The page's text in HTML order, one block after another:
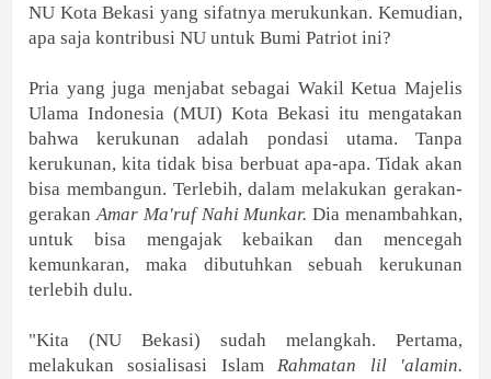
NU Kota Bekasi yang sifatnya merukunkan. Kemudian,
apa saja kontribusi NU untuk Bumi Patriot ini?
Pria yang juga menjabat sebagai Wakil Ketua Majelis
Ulama Indonesia (MUI) Kota Bekasi itu mengatakan
bahwa kerukunan adalah pondasi utama. Tanpa
kerukunan, kita tidak bisa berbuat apa-apa​. Tidak akan
bisa membangun. Terlebih, dalam melakukan gerakan-
gerakanAmar Ma'ruf Nahi Munkar.Dia menambahkan,
untuk bisa mengajak kebaikan dan mencegah
kemunkaran, maka dibutuhkan sebuah kerukunan
terlebih dulu.
"Kita (NU Bekasi) sudah melangkah. Pertama,
melakukan sosialisasi IslamRahmatan lil 'alamin.